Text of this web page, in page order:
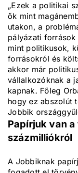
„Ezek a politikai
ők mint
utakon, a
pályázati források
mint politikusok,
forrásokról és
akkor már
vállalkozóknak a
kapnak. Főleg
hogy ez abszolút
Jobbik
Papírjuk van
százmilliókról
A Jobbiknak